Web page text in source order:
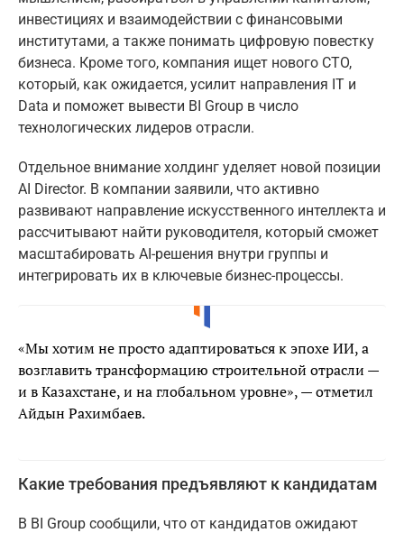
инвестициях и взаимодействии с финансовыми
институтами, а также понимать цифровую повестку
бизнеса. Кроме того, компания ищет нового CTO,
который, как ожидается, усилит направления IT и
Data и поможет вывести BI Group в число
технологических лидеров отрасли.
Отдельное внимание холдинг уделяет новой позиции
AI Director. В компании заявили, что активно
развивают направление искусственного интеллекта и
рассчитывают найти руководителя, который сможет
масштабировать AI-решения внутри группы и
интегрировать их в ключевые бизнес-процессы.
«Мы хотим не просто адаптироваться к эпохе ИИ, а
возглавить трансформацию строительной отрасли —
и в Казахстане, и на глобальном уровне», — отметил
Айдын Рахимбаев.
Какие требования предъявляют к кандидатам
В BI Group сообщили, что от кандидатов ожидают